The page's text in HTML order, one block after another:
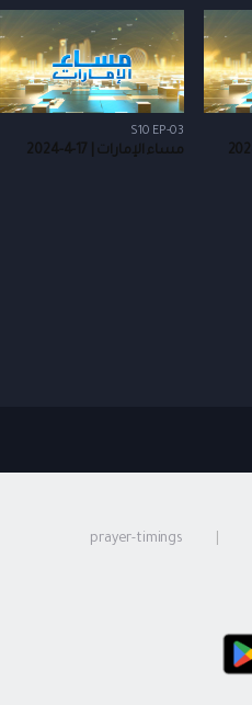
S10 EP-03
مساء الإمارات | 17-4-2024
prayer-timings